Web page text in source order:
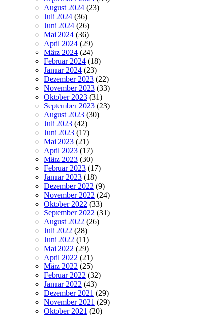
August 2024 (23)
Juli 2024 (36)
Juni 2024 (26)
Mai 2024 (36)
April 2024 (29)
März 2024 (24)
Februar 2024 (18)
Januar 2024 (23)
Dezember 2023 (22)
November 2023 (33)
Oktober 2023 (31)
September 2023 (23)
August 2023 (30)
Juli 2023 (42)
Juni 2023 (17)
Mai 2023 (21)
April 2023 (17)
März 2023 (30)
Februar 2023 (17)
Januar 2023 (18)
Dezember 2022 (9)
November 2022 (24)
Oktober 2022 (33)
September 2022 (31)
August 2022 (26)
Juli 2022 (28)
Juni 2022 (11)
Mai 2022 (29)
April 2022 (21)
März 2022 (25)
Februar 2022 (32)
Januar 2022 (43)
Dezember 2021 (29)
November 2021 (29)
Oktober 2021 (20)